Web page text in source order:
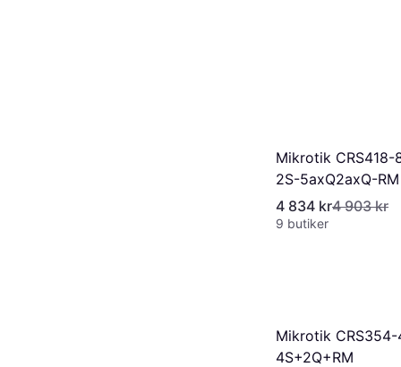
Mikrotik CRS418-
2S-5axQ2axQ-
MIMO Wi-Fi 6 L3
4 834 kr4 903 kr
9 butiker
Mikrotik
4S+2Q+RM
med bättre
erbjuder